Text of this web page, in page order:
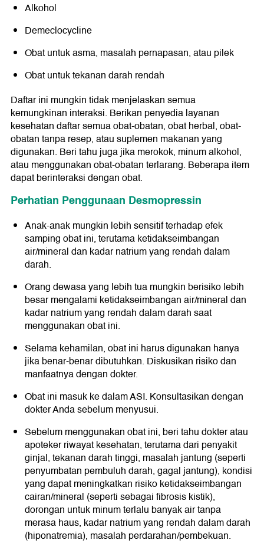
Alkohol
Demeclocycline
Obat untuk asma, masalah pernapasan, atau pilek
Obat untuk tekanan darah rendah
Daftar ini mungkin tidak menjelaskan semua
kemungkinan interaksi. Berikan penyedia layanan
kesehatan daftar semua obat-obatan, obat herbal, obat-
obatan tanpa resep, atau suplemen makanan yang
digunakan. Beri tahu juga jika merokok, minum alkohol,
atau menggunakan obat-obatan terlarang. Beberapa item
dapat berinteraksi dengan obat.
Perhatian Penggunaan Desmopressin
Anak-anak mungkin lebih sensitif terhadap efek
samping obat ini, terutama ketidakseimbangan
air/mineral dan kadar natrium yang rendah dalam
darah.
Orang dewasa yang lebih tua mungkin berisiko lebih
besar mengalami ketidakseimbangan air/mineral dan
kadar natrium yang rendah dalam darah saat
menggunakan obat ini.
Selama kehamilan, obat ini harus digunakan hanya
jika benar-benar dibutuhkan. Diskusikan risiko dan
manfaatnya dengan dokter.
Obat ini masuk ke dalam ASI. Konsultasikan dengan
dokter Anda sebelum menyusui.
Sebelum menggunakan obat ini, beri tahu dokter atau
apoteker riwayat kesehatan, terutama dari penyakit
ginjal, tekanan darah tinggi, masalah jantung (seperti
penyumbatan pembuluh darah, gagal jantung), kondisi
yang dapat meningkatkan risiko ketidakseimbangan
cairan/mineral (seperti sebagai fibrosis kistik),
dorongan untuk minum terlalu banyak air tanpa
merasa haus, kadar natrium yang rendah dalam darah
(hiponatremia), masalah perdarahan/pembekuan.